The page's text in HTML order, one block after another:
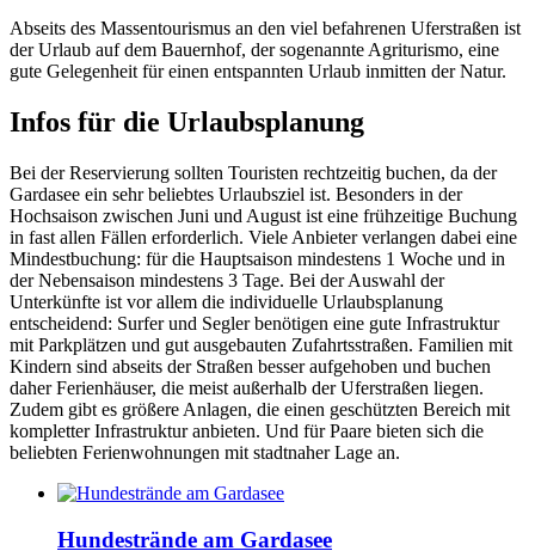
Abseits des Massentourismus an den viel befahrenen Uferstraßen ist
der Urlaub auf dem Bauernhof, der sogenannte Agriturismo, eine
gute Gelegenheit für einen entspannten Urlaub inmitten der Natur.
Infos für die Urlaubsplanung
Bei der Reservierung sollten Touristen rechtzeitig buchen, da der
Gardasee ein sehr beliebtes Urlaubsziel ist. Besonders in der
Hochsaison zwischen Juni und August ist eine frühzeitige Buchung
in fast allen Fällen erforderlich. Viele Anbieter verlangen dabei eine
Mindestbuchung: für die Hauptsaison mindestens 1 Woche und in
der Nebensaison mindestens 3 Tage. Bei der Auswahl der
Unterkünfte ist vor allem die individuelle Urlaubsplanung
entscheidend: Surfer und Segler benötigen eine gute Infrastruktur
mit Parkplätzen und gut ausgebauten Zufahrtsstraßen. Familien mit
Kindern sind abseits der Straßen besser aufgehoben und buchen
daher Ferienhäuser, die meist außerhalb der Uferstraßen liegen.
Zudem gibt es größere Anlagen, die einen geschützten Bereich mit
kompletter Infrastruktur anbieten. Und für Paare bieten sich die
beliebten Ferienwohnungen mit stadtnaher Lage an.
Hundestrände am Gardasee